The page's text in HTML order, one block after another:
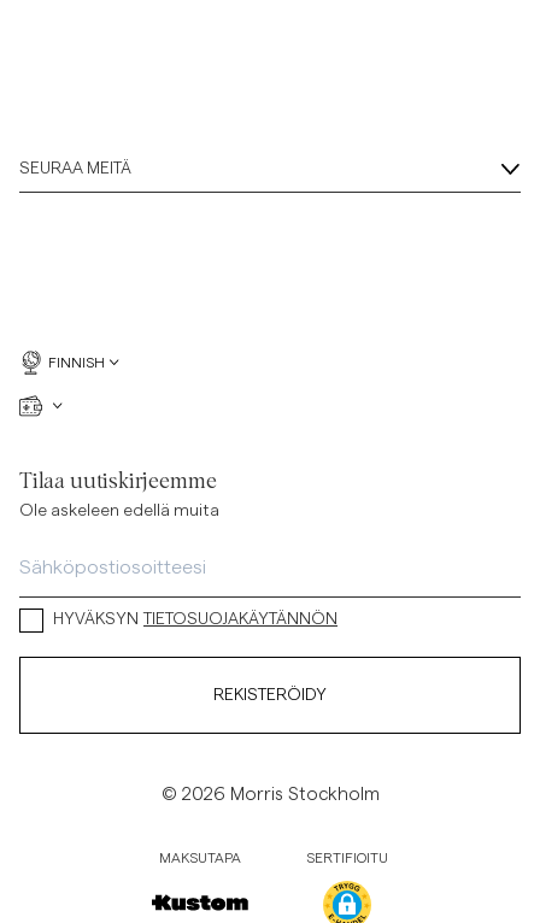
SEURAA MEITÄ
FINNISH
Tilaa uutiskirjeemme
Ole askeleen edellä muita
HYVÄKSYN TIETOSUOJAKÄYTÄNNÖN
REKISTERÖIDY
© 2026 Morris Stockholm
MAKSUTAPA SERTIFIOITU